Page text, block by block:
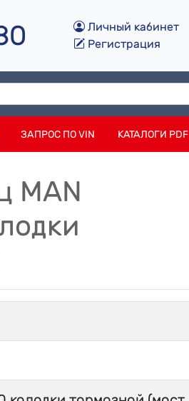
Личный кабинет
Регистрация
ЗАПРОС ПО VIN КАТАЛОГИ PDF
MAN